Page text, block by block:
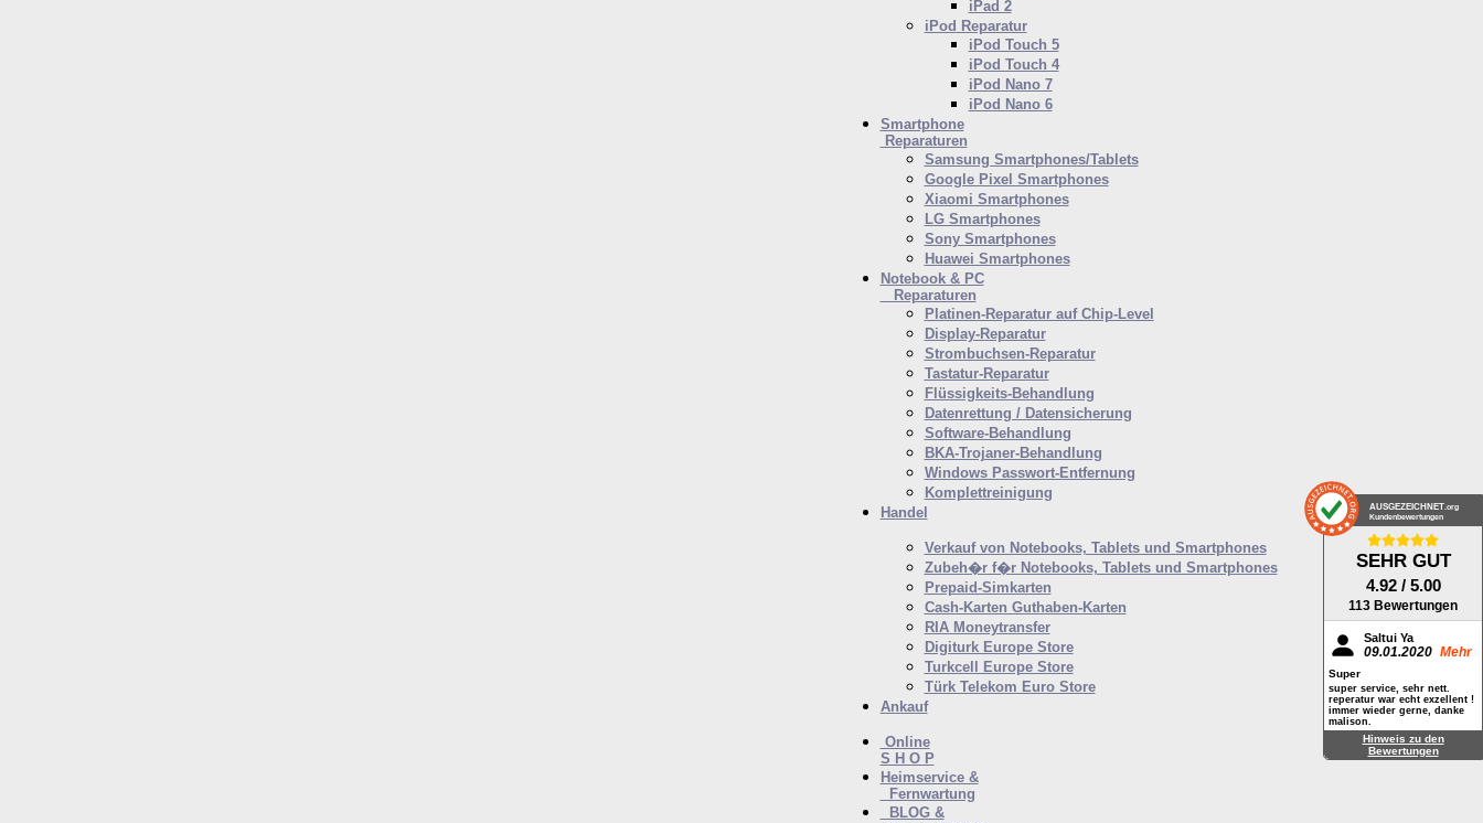
iPad 2
iPod Reparatur
iPod Touch 5
iPod Touch 4
iPod Nano 7
iPod Nano 6
Smartphone
Reparaturen
Samsung Smartphones/Tablets
Google Pixel Smartphones
Xiaomi Smartphones
LG Smartphones
Sony Smartphones
Huawei Smartphones
Notebook & PC
Reparaturen
Platinen-Reparatur auf Chip-Level
Display-Reparatur
Strombuchsen-Reparatur
Tastatur-Reparatur
Flüssigkeits-Behandlung
Datenrettung / Datensicherung
Software-Behandlung
BKA-Trojaner-Behandlung
Windows Passwort-Entfernung
Komplettreinigung
Handel
Verkauf von Notebooks, Tablets und Smartphones
Zubeh�r f�r Notebooks, Tablets und Smartphones
Prepaid-Simkarten
Cash-Karten Guthaben-Karten
RIA Moneytransfer
Digiturk Europe Store
Turkcell Europe Store
Türk Telekom Euro Store
Ankauf
Online
S H O P
Heimservice &
Fernwartung
BLOG &
AUSGEZEICHNET .org
Kundenbewertungen
SEHR GUT
4.92 / 5.00
113 Bewertungen
Saltui Ya
09.01.2020 Mehr
Super
super service, sehr nett.
reperatur war echt exzellent !
immer wieder gerne, danke
malison.
Hinweis zu den
Bewertungen